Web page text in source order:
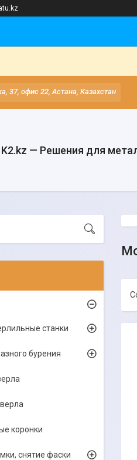
37, офис 22, Астана, Казахстан
K2.kz — Решения для
станки
бурения
коронки
снятие фаски